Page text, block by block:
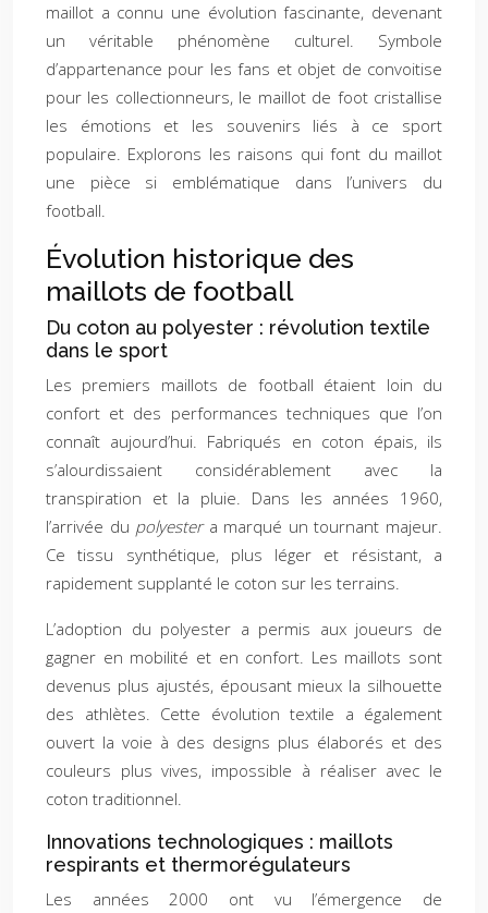
maillot a connu une évolution fascinante, devenant
un véritable phénomène culturel. Symbole
d’appartenance pour les fans et objet de convoitise
pour les collectionneurs, le maillot de foot cristallise
les émotions et les souvenirs liés à ce sport
populaire. Explorons les raisons qui font du maillot
une pièce si emblématique dans l’univers du
football.
Évolution historique des
maillots de football
Du coton au polyester : révolution textile
dans le sport
Les premiers maillots de football étaient loin du
confort et des performances techniques que l’on
connaît aujourd’hui. Fabriqués en coton épais, ils
s’alourdissaient considérablement avec la
transpiration et la pluie. Dans les années 1960,
l’arrivée du polyester a marqué un tournant majeur.
Ce tissu synthétique, plus léger et résistant, a
rapidement supplanté le coton sur les terrains.
L’adoption du polyester a permis aux joueurs de
gagner en mobilité et en confort. Les maillots sont
devenus plus ajustés, épousant mieux la silhouette
des athlètes. Cette évolution textile a également
ouvert la voie à des designs plus élaborés et des
couleurs plus vives, impossible à réaliser avec le
coton traditionnel.
Innovations technologiques : maillots
respirants et thermorégulateurs
Les années 2000 ont vu l’émergence de